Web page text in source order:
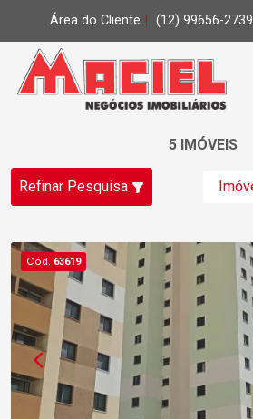
Área do Cliente (12) 99656-2739
5 IMÓVEIS
Refinar Pesquisa
Cód. 63619